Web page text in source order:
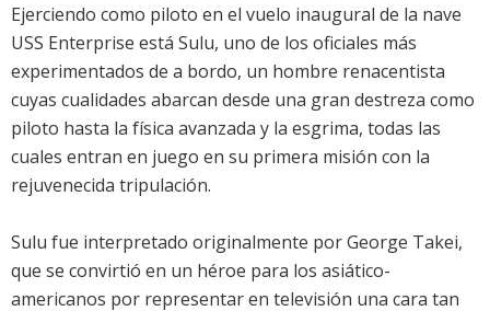
Ejerciendo como piloto en el vuelo inaugural de la nave
USS Enterprise está Sulu, uno de los oficiales más
experimentados de a bordo, un hombre renacentista
cuyas cualidades abarcan desde una gran destreza como
piloto hasta la física avanzada y la esgrima, todas las
cuales entran en juego en su primera misión con la
rejuvenecida tripulación.
Sulu fue interpretado originalmente por George Takei,
que se convirtió en un héroe para los asiático-
americanos por representar en televisión una cara tan